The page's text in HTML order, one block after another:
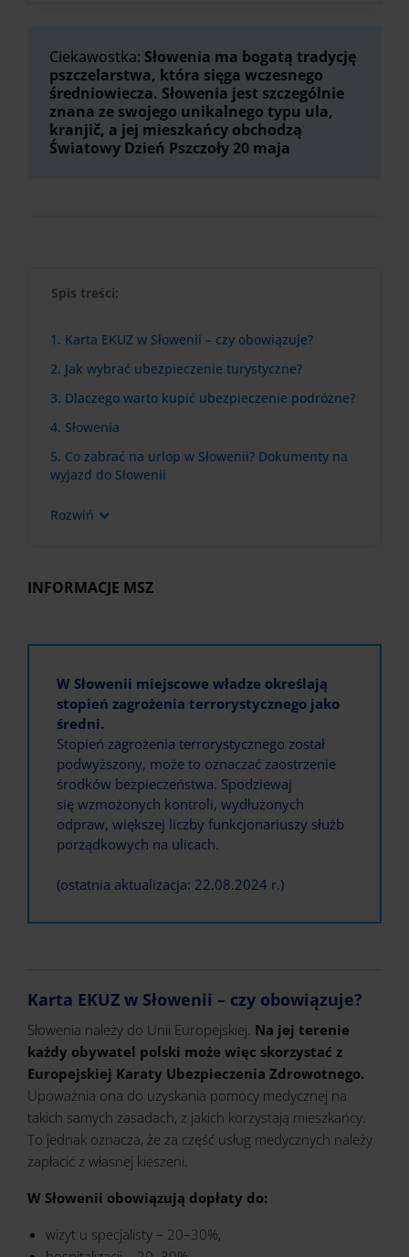
Ciekawostka: Słowenia ma bogatą tradycję
pszczelarstwa, która sięga wczesnego
średniowiecza. Słowenia jest szczególnie
znana ze swojego unikalnego typu ula,
kranjič, a jej mieszkańcy obchodzą
Światowy Dzień Pszczoły 20 maja
Spis treści:
1. Karta EKUZ w Słowenii – czy obowiązuje?
2. Jak wybrać ubezpieczenie turystyczne?
3. Dlaczego warto kupić ubezpieczenie podróżne?
4. Słowenia
5. Co zabrać na urlop w Słowenii? Dokumenty na
wyjazd do Słowenii
Rozwiń
INFORMACJE MSZ
W Słowenii miejscowe władze określają
stopień zagrożenia terrorystycznego jako
średni.
Stopień zagrożenia terrorystycznego został
podwyższony, może to oznaczać zaostrzenie
środków bezpieczeństwa. Spodziewaj
się wzmożonych kontroli, wydłużonych
odpraw, większej liczby funkcjonariuszy służb
porządkowych na ulicach.
(ostatnia aktualizacja: 22.08.2024 r.)
Karta EKUZ w Słowenii – czy obowiązuje?
Słowenia należy do Unii Europejskiej. Na jej terenie
każdy obywatel polski może więc skorzystać z
Europejskiej Karaty Ubezpieczenia Zdrowotnego.
Upoważnia ona do uzyskania pomocy medycznej na
takich samych zasadach, z jakich korzystają mieszkańcy.
To jednak oznacza, że za część usług medycznych należy
zapłacić z własnej kieszeni.
W Słowenii obowiązują dopłaty do:
wizyt u specjalisty – 20–30%,